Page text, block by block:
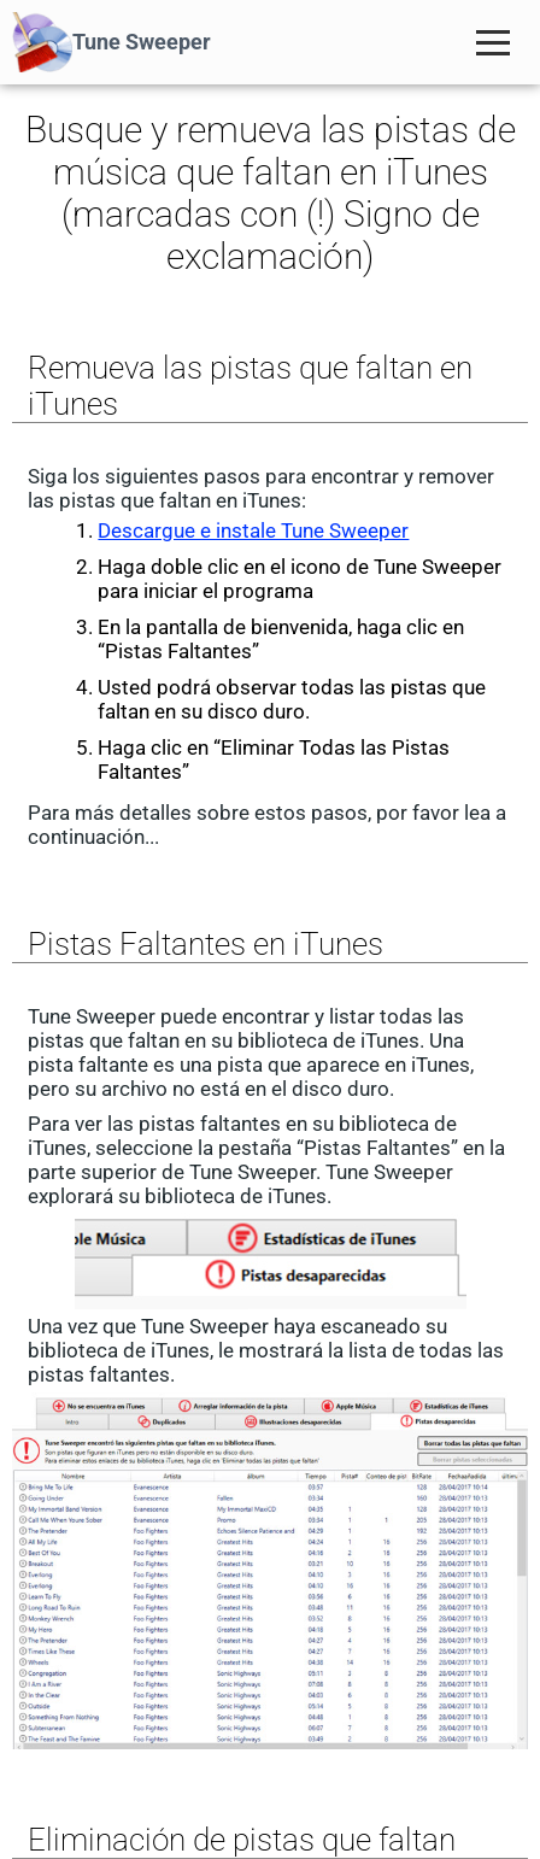
Tune Sweeper
Busque y remueva las pistas de
música que faltan en iTunes
(marcadas con (!) Signo de
exclamación)
Remueva las pistas que faltan en
iTunes
Siga los siguientes pasos para encontrar y remover
las pistas que faltan en iTunes:
Descargue e instale Tune Sweeper
Haga doble clic en el icono de Tune Sweeper
para iniciar el programa
En la pantalla de bienvenida, haga clic en
“Pistas Faltantes”
Usted podrá observar todas las pistas que
faltan en su disco duro.
Haga clic en “Eliminar Todas las Pistas
Faltantes”
Para más detalles sobre estos pasos, por favor lea a
continuación...
Pistas Faltantes en iTunes
Tune Sweeper puede encontrar y listar todas las
pistas que faltan en su biblioteca de iTunes. Una
pista faltante es una pista que aparece en iTunes,
pero su archivo no está en el disco duro.
Para ver las pistas faltantes en su biblioteca de
iTunes, seleccione la pestaña “Pistas Faltantes” en la
parte superior de Tune Sweeper. Tune Sweeper
explorará su biblioteca de iTunes.
Una vez que Tune Sweeper haya escaneado su
biblioteca de iTunes, le mostrará la lista de todas las
pistas faltantes.
Eliminación de pistas que faltan